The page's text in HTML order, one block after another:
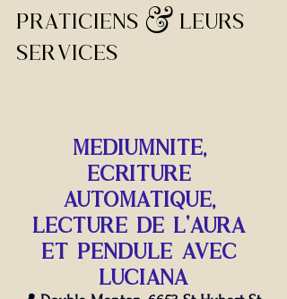
praticiens & leurs
SERVICES
mediumnite,
ecriture
automatique,
lecture de l'aura
et pendule avec
luciana